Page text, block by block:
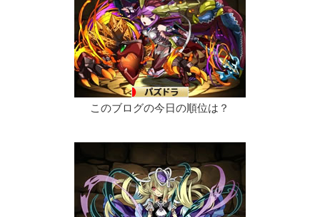
このブログの今日の順位は？